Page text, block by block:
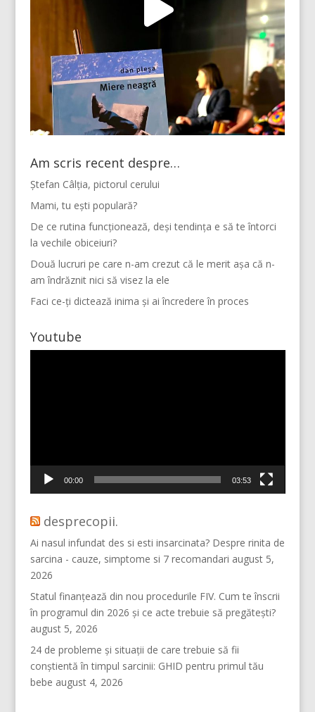
Am scris recent despre…
Ștefan Câlția, pictorul cerului
Mami, tu ești populară?
De ce rutina funcționează, deși tendința e să te întorci
la vechile obiceiuri?
Două lucruri pe care n-am crezut că le merit așa că n-
am îndrăznit nici să visez la ele
Faci ce-ți dictează inima și ai încredere în proces
Youtube
00:00 03:53
desprecopii.
Ai nasul infundat des si esti insarcinata? Despre rinita de
sarcina - cauze, simptome si 7 recomandari august 5,
2026
Statul finanțează din nou procedurile FIV. Cum te înscrii
în programul din 2026 și ce acte trebuie să pregătești?
august 5, 2026
24 de probleme și situații de care trebuie să fii
conștientă în timpul sarcinii: GHID pentru primul tău
bebe august 4, 2026